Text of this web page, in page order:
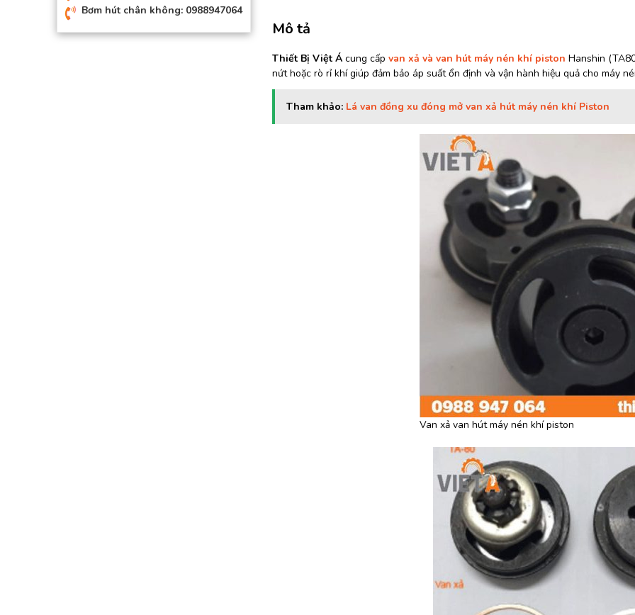
Bơm hút chân không: 0988947064
Mô tả
Thiết Bị Việt Ácung cấp van xả và van hút máy nén khí piston Hanshin
nứt hoặc rò rỉ khí giúp đảm bảo áp suất ổn định và vận hành hiệu quả cho máy
Tham khảo: Lá van đồng xu đóng mở van xả hút máy nén khí Piston
Van xả van hút máy nén khí piston